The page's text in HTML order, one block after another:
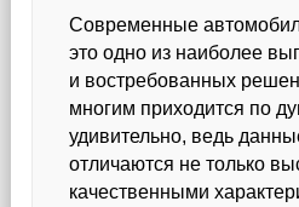
Современные
это одно из наиболее
и востребованных
многим приходится по
удивительно, ведь
отличаются не только
качественными